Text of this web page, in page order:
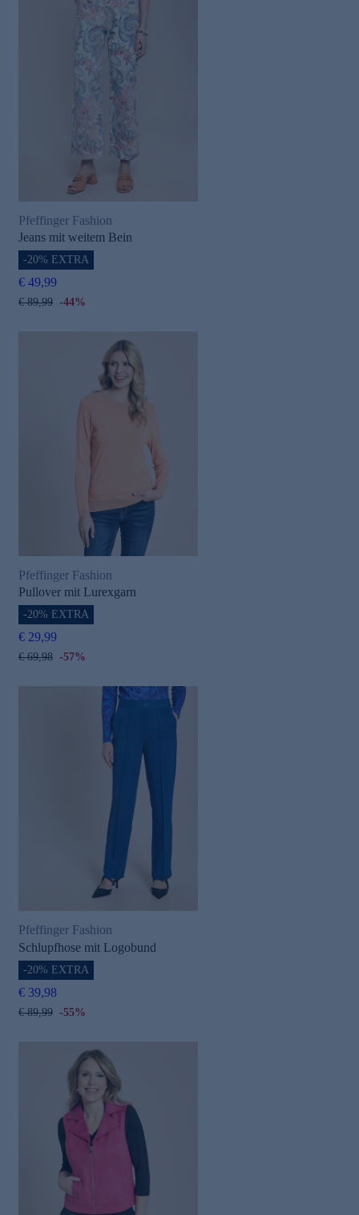
Pfeffinger Fashion
Jeans mit weitem Bein
-20% EXTRA
€ 49,99
€ 89,99 -44%
Pfeffinger Fashion
Pullover mit Lurexgarn
-20% EXTRA
€ 29,99
€ 69,98 -57%
Pfeffinger Fashion
Schlupfhose mit Logobund
-20% EXTRA
€ 39,98
€ 89,99 -55%